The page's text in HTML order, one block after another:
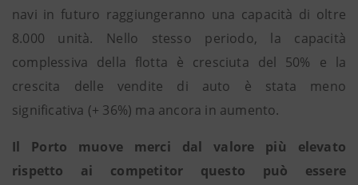
navi in futuro raggiungeranno una capacità di oltre
8.000 unità. Nello stesso periodo, la capacità
complessiva della flotta è cresciuta del 50% e la
crescita delle vendite di auto è stata meno
significativa (+ 36%) ma ancora in aumento.
Il Porto muove merci dal valore più elevato
rispetto ai competitor questo può essere